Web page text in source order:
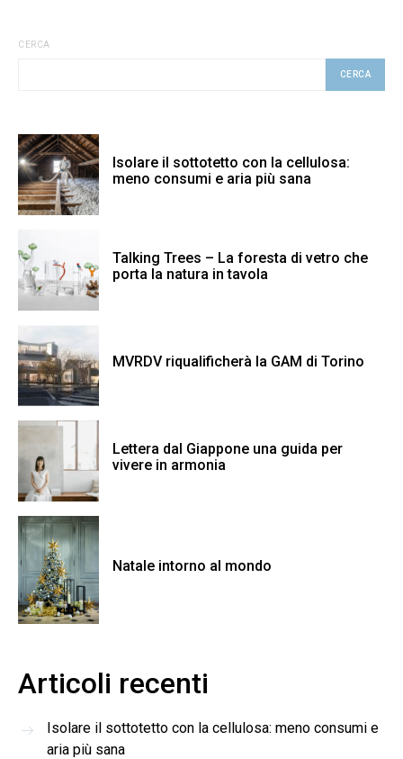
CERCA
CERCA
Isolare il sottotetto con la cellulosa:
meno consumi e aria più sana
Talking Trees – La foresta di vetro che
porta la natura in tavola
MVRDV riqualificherà la GAM di Torino
Lettera dal Giappone una guida per
vivere in armonia
Natale intorno al mondo
Articoli recenti
Isolare il sottotetto con la cellulosa: meno consumi e
aria più sana